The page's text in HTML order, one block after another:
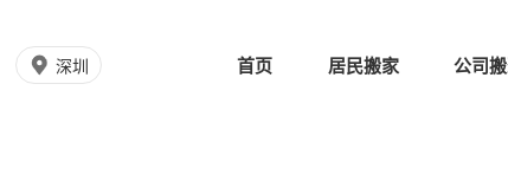
深圳 首页 居民搬家 公司